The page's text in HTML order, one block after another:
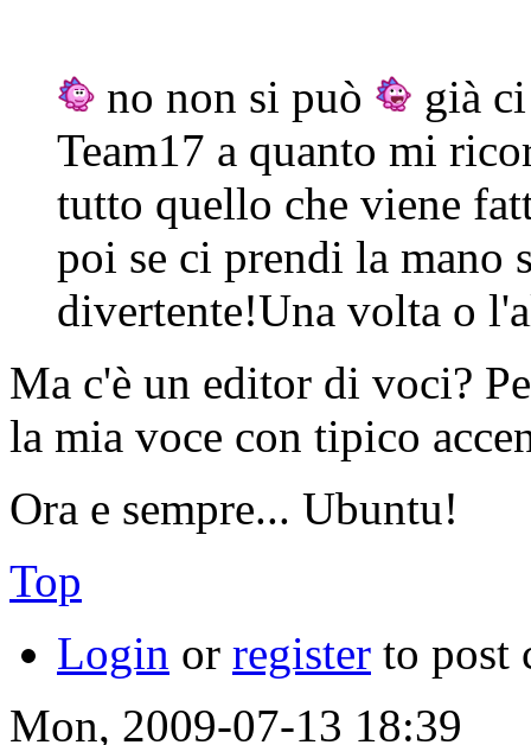
no non si può
già
Team17 a quanto mi
tutto quello che viene
poi se ci prendi la mano
divertente!Una volta o
Ma c'è un editor di voci?
la mia voce con tipico
Ora e sempre... Ubuntu!
Top
Login or register to post
Mon, 2009-07-13 18:39